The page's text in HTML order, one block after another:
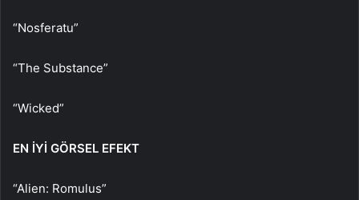
“Nosferatu”
“The Substance”
“Wicked”
EN İYİ GÖRSEL EFEKT
“Alien: Romulus”